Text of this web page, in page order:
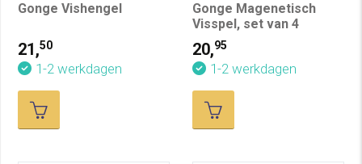
Gonge Vishengel
21,50
1-2 werkdagen
Gonge Magenetisch
Visspel, set van 4
20,95
1-2 werkdagen